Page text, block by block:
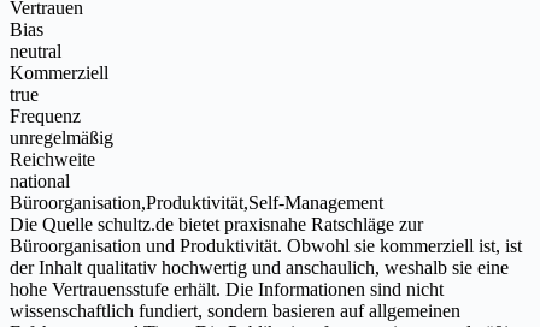
Vertrauen
Bias
neutral
Kommerziell
true
Frequenz
unregelmäßig
Reichweite
national
Büroorganisation,Produktivität,Self-Management
Die Quelle schultz.de bietet praxisnahe Ratschläge zur
Büroorganisation und Produktivität. Obwohl sie kommerziell ist, ist
der Inhalt qualitativ hochwertig und anschaulich, weshalb sie eine
hohe Vertrauensstufe erhält. Die Informationen sind nicht
wissenschaftlich fundiert, sondern basieren auf allgemeinen